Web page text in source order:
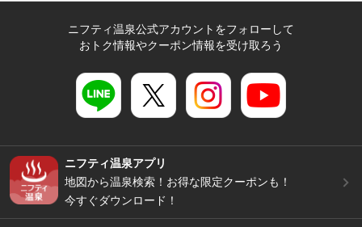
ニフティ温泉公式アカウントをフォローして
おトク情報やクーポン情報を受け取ろう
ニフティ温泉アプリ
地図から温泉検索！お得な限定クーポンも！
今すぐダウンロード！